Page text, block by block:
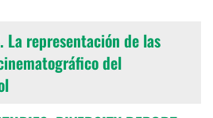
representación de las
del